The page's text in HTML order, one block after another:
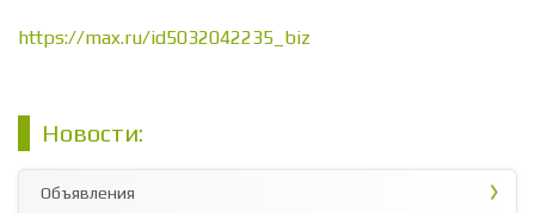
https://max.ru/id5032042235_biz
Новости:
Объявления